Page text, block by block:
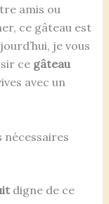
amis ou
ce gâteau est
je vous
ce gâteau
avec un
digne de ce